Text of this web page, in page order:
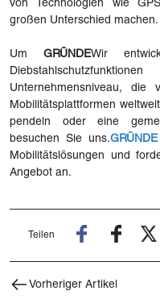
von Technologien wie
großen Unterschied machen.
Um GRÜNDEWir
Unternehmensniveau, die
Mobilitätsplattformen
pendeln oder eine
besuchen Sie uns.GRÜNDE
Mobilitätslösungen und
Angebot an.
Teilen
Vorheriger Artikel